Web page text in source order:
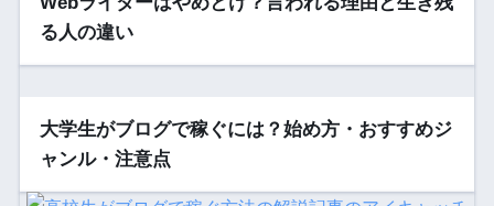
る人の違い
大学生がブログで稼ぐには？始め方・おすすめジ
ャンル・注意点